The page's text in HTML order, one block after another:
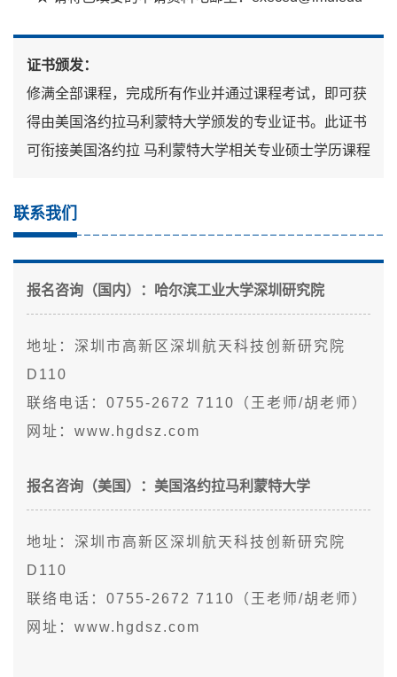
证书颁发：
修满全部课程，完成所有作业并通过课程考试，即可获
得由美国洛约拉马利蒙特大学颁发的专业证书。此证书
可衔接美国洛约拉 马利蒙特大学相关专业硕士学历课程
联系我们
报名咨询（国内）：哈尔滨工业大学深圳研究院
地址：深圳市高新区深圳航天科技创新研究院
D110
联络电话：0755-2672 7110（王老师/胡老师）
网址：www.hgdsz.com
报名咨询（美国）：美国洛约拉马利蒙特大学
地址：深圳市高新区深圳航天科技创新研究院
D110
联络电话：0755-2672 7110（王老师/胡老师）
网址：www.hgdsz.com